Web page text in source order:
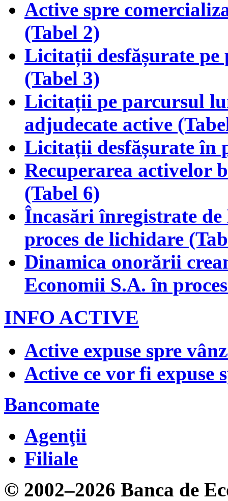
Active spre
(Tabel 2)
Licitații desfășurate
(Tabel 3)
Licitații pe parcursul
adjudecate active
Licitații desfășurate în
Recuperarea activelor
(Tabel 6)
Încasări înregistrate
proces de lichidare
Dinamica onorării
Economii S.A. în
INFO ACTIVE
Active expuse spre
Active ce vor fi expuse
Bancomate
Agenţii
Filiale
© 2002–2026 Banca de